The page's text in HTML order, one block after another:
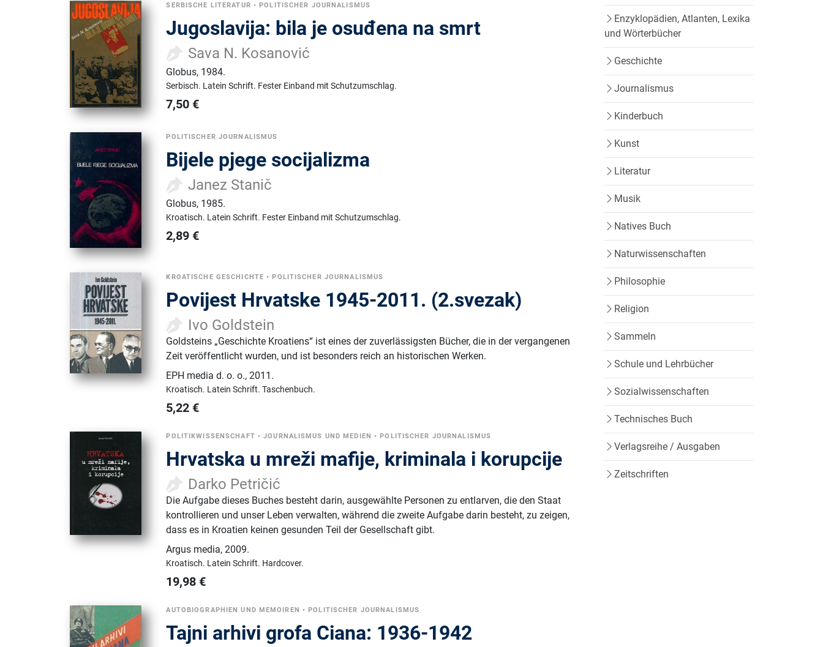
SERBISCHE LITERATUR •POLITISCHER JOURNALISMUS
Jugoslavija: bila je osuđena na smrt
Sava N. Kosanović
Globus, 1984.
Serbisch. Latein Schrift. Fester Einband mit Schutzumschlag.
7,50 €
POLITISCHER JOURNALISMUS
Bijele pjege socijalizma
Janez Stanič
Globus, 1985.
Kroatisch. Latein Schrift. Fester Einband mit Schutzumschlag.
2,89 €
KROATISCHE GESCHICHTE • POLITISCHER JOURNALISMUS
Povijest Hrvatske 1945-2011. (2.svezak)
Ivo Goldstein
Goldsteins „Geschichte Kroatiens“ ist eines der zuverlässigsten Bücher, die in der vergangenen
Zeit veröffentlicht wurden, und ist besonders reich an historischen Werken.
EPH media d. o. o.,2011.
Kroatisch. Latein Schrift.Taschenbuch.
5,22 €
POLITIKWISSENSCHAFT •JOURNALISMUS UND MEDIEN • POLITISCHER JOURNALISMUS
Hrvatska u mreži mafije, kriminala i korupcije
Darko Petričić
Die Aufgabe dieses Buches besteht darin, ausgewählte Personen zu entlarven, die den Staat
kontrollieren und unser Leben verwalten, während die zweite Aufgabe darin besteht, zu zeigen,
dass es in Kroatien keinen gesunden Teil der Gesellschaft gibt.
Argus media,2009.
Kroatisch. Latein Schrift. Hardcover.
19,98 €
AUTOBIOGRAPHIEN UND MEMOIREN • POLITISCHER JOURNALISMUS
Tajni arhivi grofa Ciana: 1936-1942
Enzyklopädien, Atlanten, Lexika
und Wörterbücher
Geschichte
Journalismus
Kinderbuch
Kunst
Literatur
Musik
Natives Buch
Naturwissenschaften
Philosophie
Religion
Sammeln
Schule und Lehrbücher
Sozialwissenschaften
Technisches Buch
Verlagsreihe / Ausgaben
Zeitschriften